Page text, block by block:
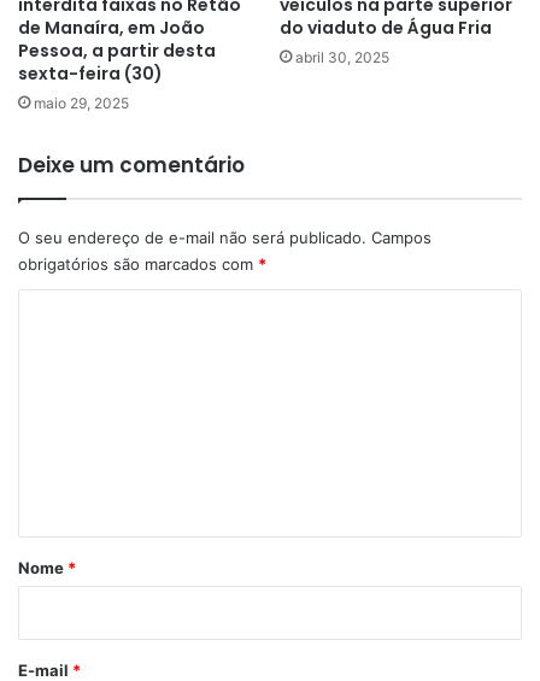
de Manaíra, em João
Pessoa, a partir desta
sexta-feira (30)
maio 29, 2025
do viaduto de Água Fria
abril 30, 2025
Deixe um comentário
O seu endereço de e-mail não será publicado. Campos
obrigatórios são marcados com *
r
*
Nome *
E-mail *